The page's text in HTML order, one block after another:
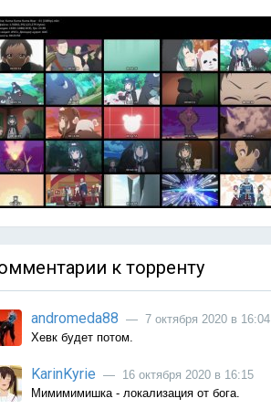
к торренту
andromeda88 — 7 октября 2020 в 16:04
Хевк будет потом.
KarinKyrie — 16 октября 2020 в 16:15
Мимимимишка - локализация от бога.